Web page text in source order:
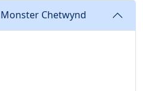
Chetwynd